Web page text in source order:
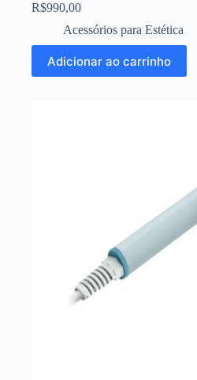
R$990,00
Acessórios para Estética
Adicionar ao carrinho